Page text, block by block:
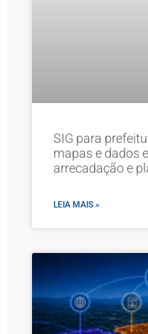
SIG para
mapas e dados
arrecadação e
LEIA MAIS »